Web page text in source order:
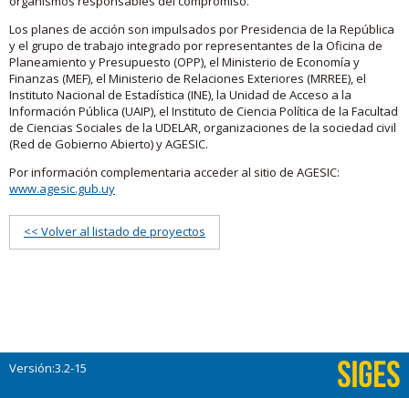
Los planes de acción son impulsados por Presidencia de la República
y el grupo de trabajo integrado por representantes de la Oficina de
Planeamiento y Presupuesto (OPP), el Ministerio de Economía y
Finanzas (MEF), el Ministerio de Relaciones Exteriores (MRREE), el
Instituto Nacional de Estadística (INE), la Unidad de Acceso a la
Información Pública (UAIP), el Instituto de Ciencia Política de la Facultad
de Ciencias Sociales de la UDELAR, organizaciones de la sociedad civil
(Red de Gobierno Abierto) y AGESIC.
Por información complementaria acceder al sitio de AGESIC:
www.agesic.gub.uy
<< Volver al listado de proyectos
Versión:3.2-15